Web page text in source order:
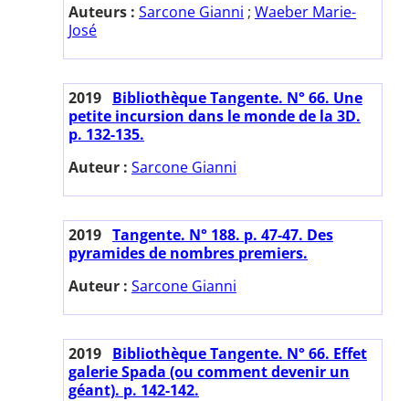
Auteurs : Sarcone Gianni ; Waeber Marie-
José
2019 Bibliothèque Tangente. N° 66. Une
petite incursion dans le monde de la 3D.
p. 132-135.
Auteur : Sarcone Gianni
2019 Tangente. N° 188. p. 47-47. Des
pyramides de nombres premiers.
Auteur : Sarcone Gianni
2019 Bibliothèque Tangente. N° 66. Effet
galerie Spada (ou comment devenir un
géant). p. 142-142.